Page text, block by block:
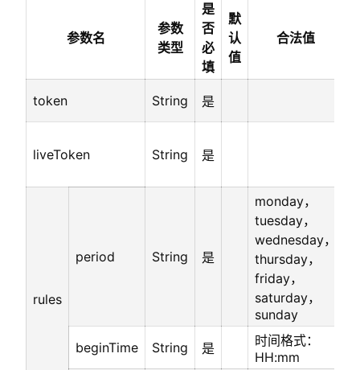
参数名
参数
类型
是
否
必
填
默
认
值
合法值
token String 是
liveToken String 是
rules
period String 是
monday，
tuesday，
wednesday，
thursday，
friday，
saturday，
sunday
beginTime String 是
时间格式：
HH:mm